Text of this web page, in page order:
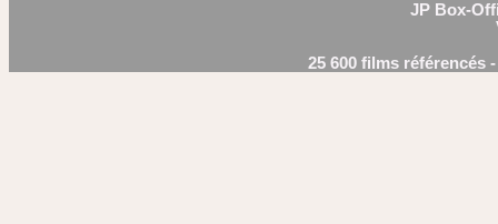
JP Box-
25 600 films référencés